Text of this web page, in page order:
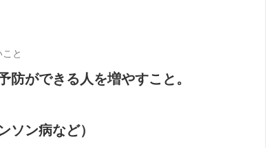
と
ができる人を増やすこと。
ソン病など）